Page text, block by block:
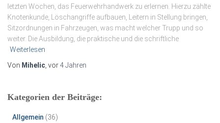
letzten Wochen, das Feuerwehrhandwerk zu erlernen. Hierzu zählte
Knotenkunde, Löschangriffe aufbauen, Leitern in Stellung bringen,
Sitzordnungen in Fahrzeugen, was macht welcher Trupp und so
weiter. Die Ausbildung, die praktische und die schriftliche
Weiterlesen
Von Mihelic , vor4 Jahren
Kategorien der Beiträge:
Allgemein (36)